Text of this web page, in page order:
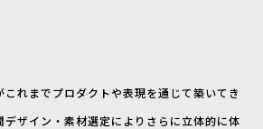
れまでプロダクトや表現を通じて築いてき
デザイン・素材選定によりさらに立体的に体